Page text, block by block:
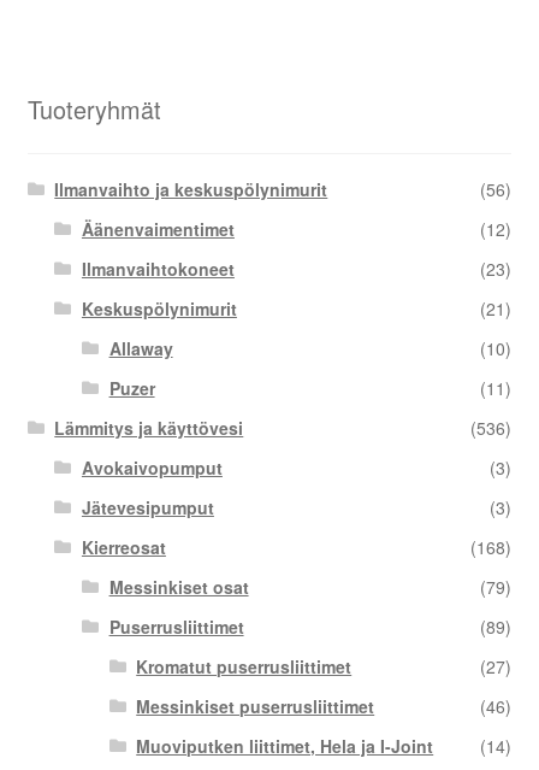
Tuoteryhmät
Ilmanvaihto ja keskuspölynimurit
(56)
Äänenvaimentimet
(12)
Ilmanvaihtokoneet
(23)
Keskuspölynimurit
(21)
Allaway
(10)
Puzer
(11)
Lämmitys ja käyttövesi
(536)
Avokaivopumput
(3)
Jätevesipumput
(3)
Kierreosat
(168)
Messinkiset osat
(79)
Puserrusliittimet
(89)
Kromatut puserrusliittimet
(27)
Messinkiset puserrusliittimet
(46)
Muoviputken liittimet, Hela ja I-Joint
(14)